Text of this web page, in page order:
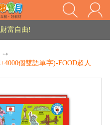
家長樂了!「風車書版集團暨FOOD超人企業總部」目前正興建中!
富自由!
➙
個雙語單字)-FOOD超人